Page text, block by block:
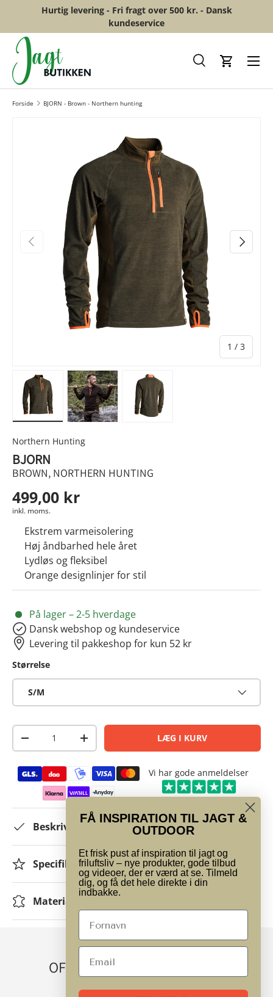
Hurtig levering - Fri fragt over 500 kr. - Dansk
kundeservice
Søg Kurv
Menu
Forside BJORN - Brown - Northern hunting
FORRIGE
1 / af
3
NÆSTE
Northern Hunting
BJORN
BROWN, NORTHERN HUNTING
499,00 kr
inkl. moms.
Ekstrem varmeisolering
Høj åndbarhed hele året
Lydløs og fleksibel
Orange designlinjer for stil
På lager – 2-5 hverdage
Dansk webshop og kundeservice
Levering til pakkeshop for kun 52 kr
Størrelse
S/M
Antal
-
+ LÆG I KURV
Betalingsmetoder Vi har gode anmeldelser
Beskrivelse
Specifikationer
Materiale
OFTE STILLEDE SPØRGSMÅL
FÅ INSPIRATION TIL JAGT &
OUTDOOR
Et frisk pust af inspiration til jagt og
friluftsliv – nye produkter, gode tilbud
og videoer, der er værd at se. Tilmeld
dig, og få det hele direkte i din
indbakke.